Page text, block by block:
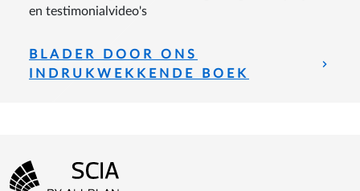
en testimonialvideo's
BLADER DOOR ONS
INDRUKWEKKENDE BOEK
Footer-menu